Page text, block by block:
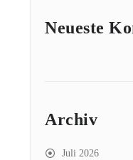
Neueste
Archiv
Juli 2026